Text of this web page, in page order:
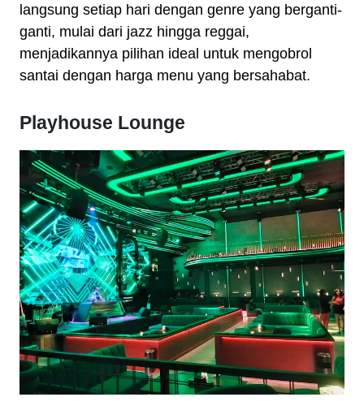
langsung setiap hari dengan genre yang berganti-
ganti, mulai dari jazz hingga reggai,
menjadikannya pilihan ideal untuk mengobrol
santai dengan harga menu yang bersahabat.
Playhouse Lounge